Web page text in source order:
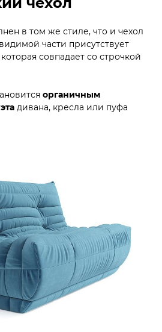
в том же стиле, что и чехол
части присутствует
которая совпадает со строчкой
органичным
дивана, кресла или пуфа